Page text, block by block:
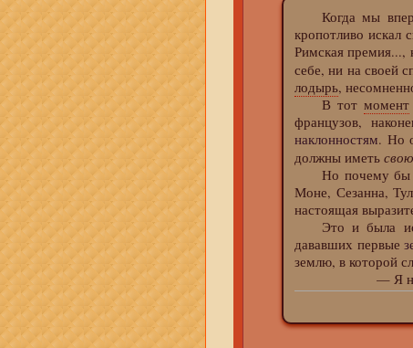
Когда мы
кропотливо искал
Римская премия...,
себе, ни на своей
лодырь,
В тот момент
французов,
наклонностям. Но
должны иметь свою
Но почему бы
Моне, Сезанна,
настоящая
Это и была
дававших первые
землю, в которой
— Я не хочу